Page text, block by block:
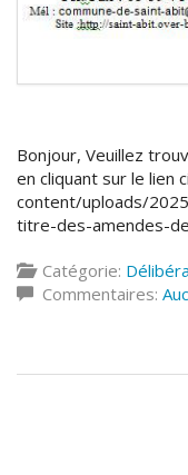
Bonjour, Veuillez
en cliquant sur le
content/uploads/
titre-des-amendes-
Catégorie:
Commentaires: